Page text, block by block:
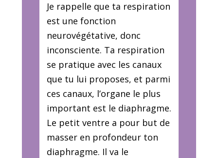
Je rappelle que ta respiration
est une fonction
neurovégétative, donc
inconsciente. Ta respiration
se pratique avec les canaux
que tu lui proposes, et parmi
ces canaux, l’organe le plus
important est le diaphragme.
Le petit ventre a pour but de
masser en profondeur ton
diaphragme. Il va le